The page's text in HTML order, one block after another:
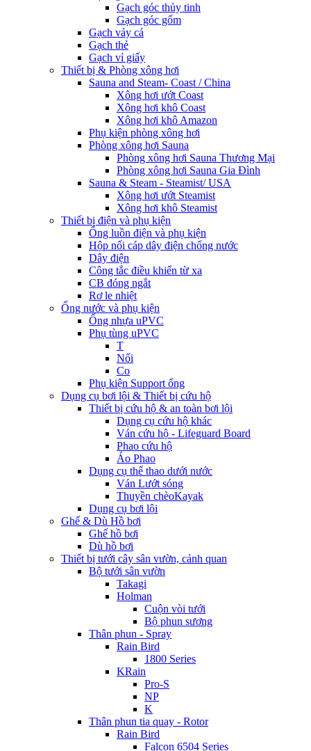
Gạch góc thủy tinh
Gạch góc gốm
Gạch vảy cá
Gạch thẻ
Gạch vỉ giấy
Thiết bị & Phòng xông hơi
Sauna and Steam- Coast / China
Xông hơi ướt Coast
Xông hơi khô Coast
Xông hơi khô Amazon
Phụ kiện phòng xông hơi
Phòng xông hơi Sauna
Phòng xông hơi Sauna Thương Mại
Phòng xông hơi Sauna Gia Đình
Sauna & Steam - Steamist/ USA
Xông hơi ướt Steamist
Xông hơi khô Steamist
Thiết bị điện và phụ kiện
Ống luồn điện và phụ kiện
Hộp nối cáp dây điện chống nước
Dây điện
Công tắc điều khiển từ xa
CB đóng ngắt
Rơ le nhiệt
Ống nước và phụ kiện
Ống nhựa uPVC
Phụ tùng uPVC
T
Nối
Co
Phụ kiện Support ống
Dụng cụ bơi lội & Thiết bị cứu hộ
Thiết bị cứu hộ & an toàn bơi lội
Dụng cụ cứu hộ khác
Ván cứu hộ - Lifeguard Board
Phao cứu hộ
Áo Phao
Dụng cụ thể thao dưới nước
Ván Lướt sóng
Thuyền chèoKayak
Dụng cụ bơi lội
Ghế & Dù Hồ bơi
Ghế hồ bơi
Dù hồ bơi
Thiết bị tưới cây sân vườn, cảnh quan
Bộ tưới sân vườn
Takagi
Holman
Cuộn vòi tưới
Bộ phun sương
Thân phun - Spray
Rain Bird
1800 Series
KRain
Pro-S
NP
K
Thân phun tia quay - Rotor
Rain Bird
Falcon 6504 Series